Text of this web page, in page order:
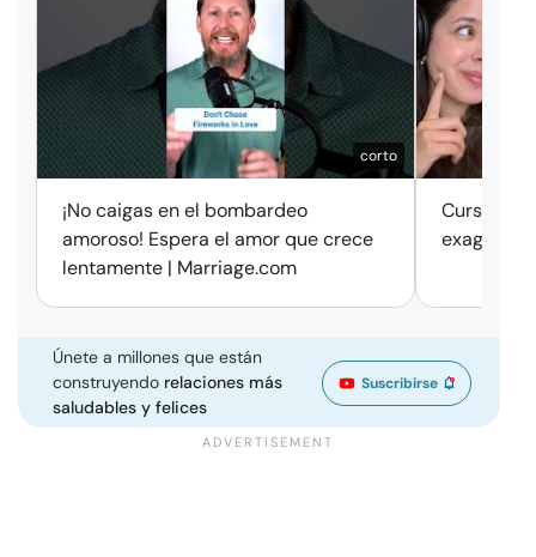
corto
¡No caigas en el bombardeo
amoroso! Espera el amor que crece
lentamente | Marriage.com
Cursos
Únete a millones que están
construyendo relaciones más
saludables y felices
Suscribirse